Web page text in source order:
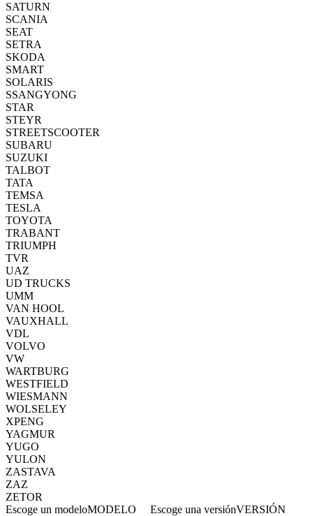
SATURN
SCANIA
SEAT
SETRA
SKODA
SMART
SOLARIS
SSANGYONG
STAR
STEYR
STREETSCOOTER
SUBARU
SUZUKI
TALBOT
TATA
TEMSA
TESLA
TOYOTA
TRABANT
TRIUMPH
TVR
UAZ
UD TRUCKS
UMM
VAN HOOL
VAUXHALL
VDL
VOLVO
VW
WARTBURG
WESTFIELD
WIESMANN
WOLSELEY
XPENG
YAGMUR
YUGO
YULON
ZASTAVA
ZAZ
ZETOR
Escoge un modeloMODELO Escoge una versiónVERSIÓN